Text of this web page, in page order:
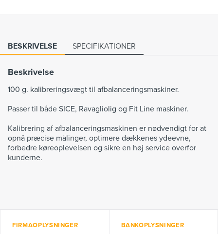
BESKRIVELSE SPECIFIKATIONER
Beskrivelse
100 g. kalibreringsvægt til afbalanceringsmaskiner.
Passer til både SICE, Ravagliolig og Fit Line maskiner.
Kalibrering af afbalanceringsmaskinen er nødvendigt for at
opnå præcise målinger, optimere dækkenes ydeevne,
forbedre køreoplevelsen og sikre en høj service overfor
kunderne.
FIRMAOPLYSNINGER BANKOPLYSNINGER